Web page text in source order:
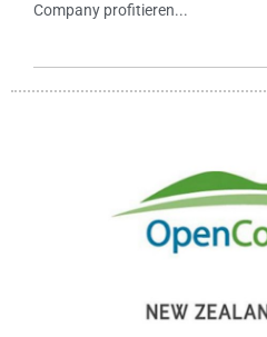
Company profitieren...